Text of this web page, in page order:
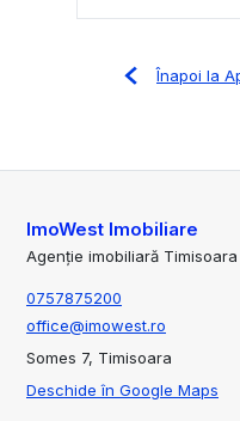
Înapoi la
ImoWest Imobiliare
Agenție imobiliară Timisoara
0757875200
office@imowest.ro
Somes 7, Timisoara
Deschide în Google Maps